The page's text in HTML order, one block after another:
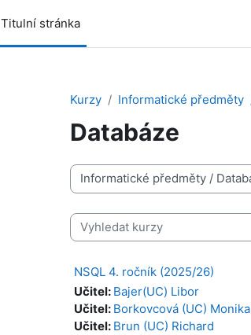
Titulní stránka
Kurzy Informatické předměty
Databáze
Kategorie kurzů
Vyhledat kurzy
NSQL 4. ročník (2025/26)
Učitel: Bajer(UC) Libor
Učitel: Borkovcová (UC) Monika
Učitel: Brun (UC) Richard